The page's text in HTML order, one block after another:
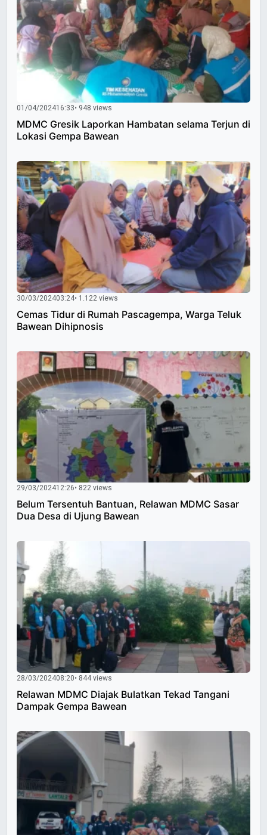
01/04/202416:33• 948 views
MDMC Gresik Laporkan Hambatan selama Terjun di
Lokasi Gempa Bawean
30/03/202403:24• 1.122 views
Cemas Tidur di Rumah Pascagempa, Warga Teluk
Bawean Dihipnosis
29/03/202412:26• 822 views
Belum Tersentuh Bantuan, Relawan MDMC Sasar
Dua Desa di Ujung Bawean
28/03/202408:20• 844 views
Relawan MDMC Diajak Bulatkan Tekad Tangani
Dampak Gempa Bawean